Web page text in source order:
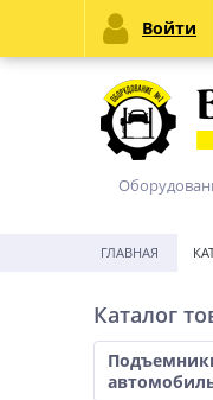
ГЛАВНАЯ
Каталог
Войти